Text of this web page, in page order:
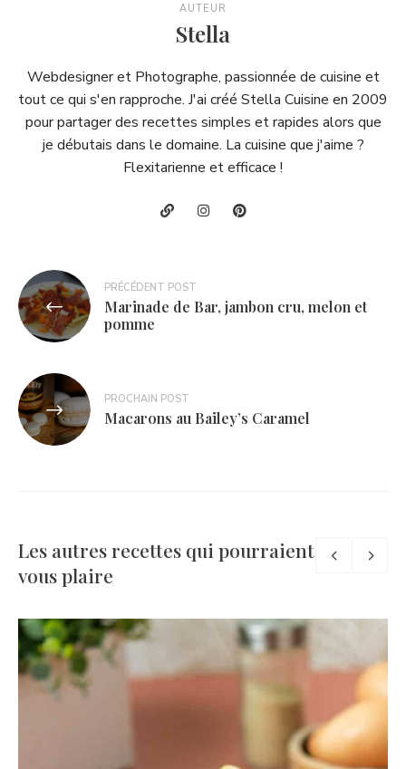
AUTEUR
Stella
Webdesigner et Photographe, passionnée de cuisine et
tout ce qui s'en rapproche. J'ai créé Stella Cuisine en 2009
pour partager des recettes simples et rapides alors que
je débutais dans le domaine. La cuisine que j'aime ?
Flexitarienne et efficace !
Navigation
de
l’article
PRÉCÉDENT POST
Marinade de Bar, jambon cru, melon et
pomme
PROCHAIN POST
Macarons au Bailey’s Caramel
Les autres recettes qui pourraient
vous plaire